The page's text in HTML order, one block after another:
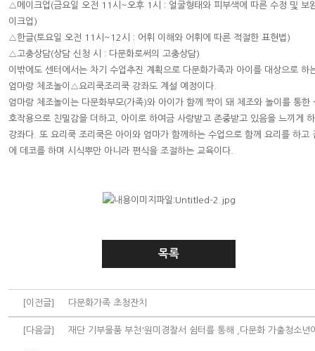
△메이크업(금요일 오전 11시~오후 1시 : 얼굴형태와 피부색에 따른 수정 및 보
이크업)
△한글(토요일 오전 11시~12시 : 어휘 이해와 어휘에 따른 적절한 표현법)
△고충상담(상담 신청 시 : 다문화로써의 고충상담)
이밖에도 센터에서는 차기 수업추진 계획으로 다문화가족과 아이를 대상으로 하
엄마랑 체조놀이△요리쿡조리쿡 강좌도 계설 예정이다.
엄마랑 체조놀이는 다문화부모(가족)와 아이가 함께 짝이 돼 체조와 놀이를 통한
호작용으로 친밀감을 더하고, 아이로 하여금 사랑받고 존중받고 있음을 느끼게
강좌다. 또 요리쿡 조리쿡은 아이와 엄마가 함께하는 수업으로 함께 요리를 하고
에 데코를 하며 시식뿌만 아니라 편식을 조절하는 교육이다.
목록
[이전글] 다문화가족 초청잔치
[다음글] 재단 기부물품 부천'원미경찰서 쉼터를 통해 ,다문화 가출청소년